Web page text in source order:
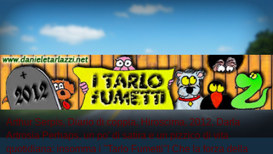
Arthur Serpis, Diario di coppia, Hiroscima, 2012, Darla
Artrosia Perhaps, un po' di satira e un pizzico di vita
quotidiana: insomma i "Tarlo Fumetti"! Che la forza della